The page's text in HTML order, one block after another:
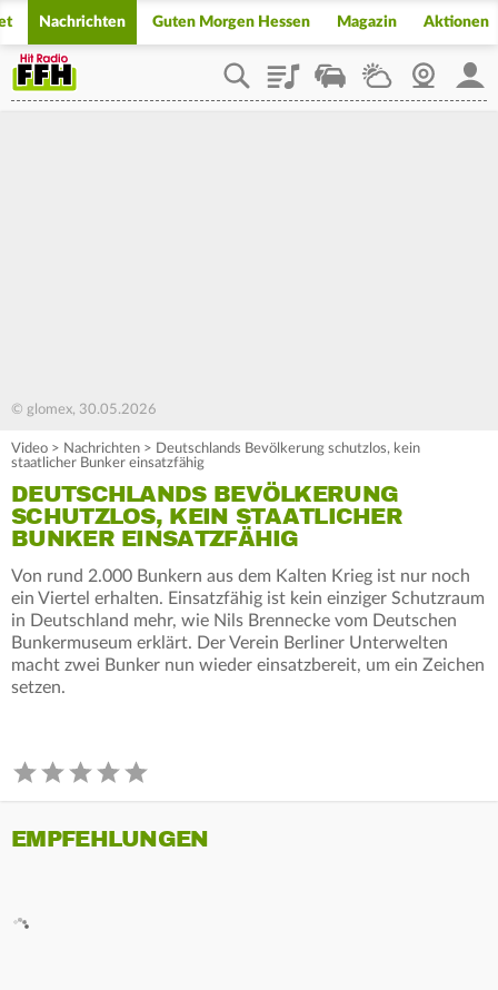
Nachrichten Guten Morgen Hessen Magazin Aktionen
PlaylistStaupilotWetterWebcam
© glomex, 30.05.2026
Video > Nachrichten > Deutschlands Bevölkerung schutzlos, kein
staatlicher Bunker einsatzfähig
DEUTSCHLANDS BEVÖLKERUNG
SCHUTZLOS, KEIN STAATLICHER
BUNKER EINSATZFÄHIG
Von rund 2.000 Bunkern aus dem Kalten Krieg ist nur noch
ein Viertel erhalten. Einsatzfähig ist kein einziger Schutzraum
in Deutschland mehr, wie Nils Brennecke vom Deutschen
Bunkermuseum erklärt. Der Verein Berliner Unterwelten
macht zwei Bunker nun wieder einsatzbereit, um ein Zeichen
setzen.
EMPFEHLUNGEN